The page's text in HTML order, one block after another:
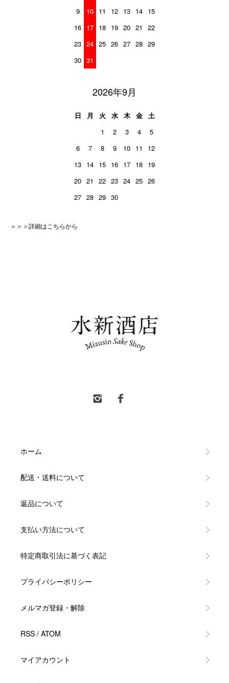
9
10 11 12 13 14 15
16 17 18 19 20 21
22
23 24 25 26 27 28 29
30 31
2026年9月
日 月 火 水 木 金
土
1
2 3 4
5
6
7 8 9 10 11
12
13 14 15 16 17 18 19
20 21 22 23 24 25 26
27 28 29 30
＞＞＞詳細はこちらから
ホーム
配送・送料について
返品について
支払い方法について
特定商取引法に基づく表記
プライバシーポリシー
メルマガ登録・解除
RSS / ATOM
マイアカウント